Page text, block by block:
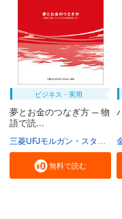
ビジネス・実用
夢とお金のつなぎ方 ─ 物
語で読...
無料で読む